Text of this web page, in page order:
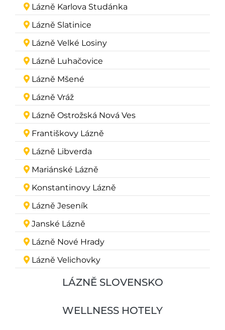
Lázně Karlova Studánka
Lázně Slatinice
Lázně Velké Losiny
Lázně Luhačovice
Lázně Mšené
Lázně Vráž
Lázně Ostrožská Nová Ves
Františkovy Lázně
Lázně Libverda
Mariánské Lázně
Konstantinovy Lázně
Lázně Jeseník
Janské Lázně
Lázně Nové Hrady
Lázně Velichovky
LÁZNĚ SLOVENSKO
WELLNESS HOTELY